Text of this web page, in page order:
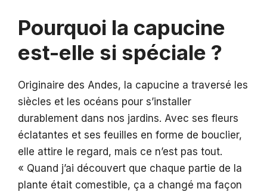
Pourquoi la capucine
est-elle si spéciale ?
Originaire des Andes, la capucine a traversé les
siècles et les océans pour s’installer
durablement dans nos jardins. Avec ses fleurs
éclatantes et ses feuilles en forme de bouclier,
elle attire le regard, mais ce n’est pas tout.
« Quand j’ai découvert que chaque partie de la
plante était comestible, ça a changé ma façon